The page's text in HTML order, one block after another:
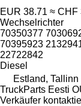
EUR 38.71 ≈ CHF
Wechselrichter
70350377
70395923
22722842
Diesel
Estland, Tallinn
TruckParts Eesti
Verkäufer